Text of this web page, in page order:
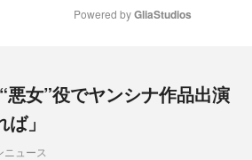
e
Powered by GliaStudios
女”役でヤンシナ作品出演
」
ニュース